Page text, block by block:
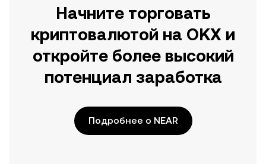
Начните торговать
криптовалютой на OKX и
откройте более высокий
потенциал заработка
Подробнее о NEAR